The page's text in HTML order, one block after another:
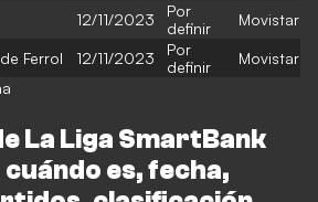
12/11/2023
Por
definir
Movistar
Ferrol 12/11/2023
Por
definir
Movistar
La Liga SmartBank
es, fecha,